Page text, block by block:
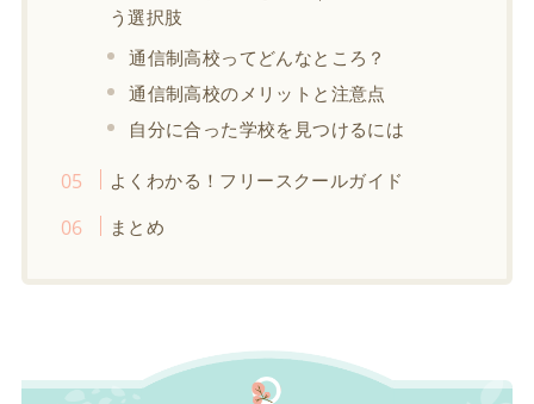
う選択肢
通信制高校ってどんなところ？
通信制高校のメリットと注意点
自分に合った学校を見つけるには
よくわかる！フリースクールガイド
まとめ